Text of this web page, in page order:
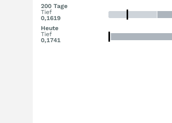
200 Tage
Tief
0,1619
Heute
Tief
0,1741